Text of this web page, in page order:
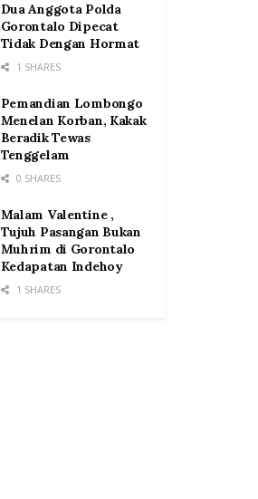
Dua Anggota Polda
Gorontalo Dipecat
Tidak Dengan Hormat
1 SHARES
Pemandian Lombongo
Menelan Korban, Kakak
Beradik Tewas
Tenggelam
0 SHARES
Malam Valentine ,
Tujuh Pasangan Bukan
Muhrim di Gorontalo
Kedapatan Indehoy
1 SHARES